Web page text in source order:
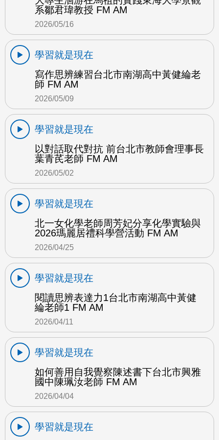
系鄒君瑋教授 FM AM
2026/05/16
學習就是現在
寫作思辨練習台北市南湖高中黃健綸老
師 FM AM
2026/05/09
學習就是現在
以對話取代對抗 前台北市教師會理事長
葉青芪老師 FM AM
2026/05/02
學習就是現在
北一女化學老師周芳妃分享化學實驗與
2026瑪麗居禮科學營活動 FM AM
2026/04/25
學習就是現在
閱讀思辨表達力1台北市南湖高中黃健
綸老師1 FM AM
2026/04/11
學習就是現在
如何善用自我覺察陳述書下台北市興雅
國中陳珮汝老師 FM AM
2026/04/04
學習就是現在